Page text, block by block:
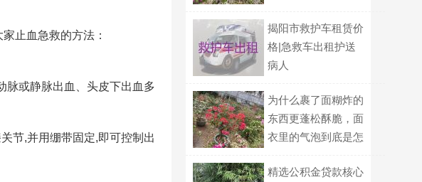
止血急救的方法：
脉或静脉出血、头皮下出血多
节,并用绷带固定,即可控制出
揭阳市救护车租赁价
格|急救车出租护送
病人
为什么裹了面糊炸的
东西更蓬松酥脆，面
衣里的气泡到底是怎
精选公积金贷款核心